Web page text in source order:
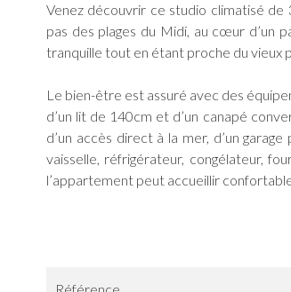
Venez découvrir ce studio climatisé de
pas des plages du Midi, au cœur d’un
tranquille tout en étant proche du vieux
Le bien-être est assuré avec des
d’un lit de 140cm et d’un canapé
d’un accès direct à la mer, d’un
vaisselle, réfrigérateur, congélateur,
l’appartement peut accueillir